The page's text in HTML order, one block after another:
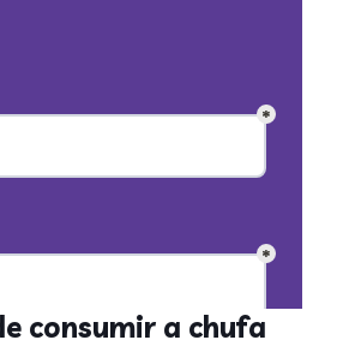
consumir a chufa